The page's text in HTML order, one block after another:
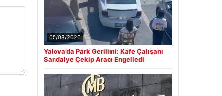
05/08/2026
Yalova’da Park Gerilimi: Kafe Çalışanı
Sandalye Çekip Aracı Engelledi